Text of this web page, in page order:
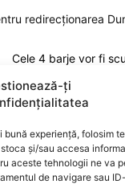
ți
bună experiență, folosim
și/sau accesa
aceste tehnologii ne va
de navigare sau
redirecționarea
Cele 4 barje vor fi
dreaptă cu una